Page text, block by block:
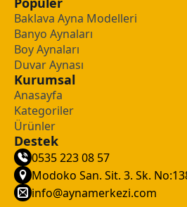
Baklava Ayna Modelleri
Banyo Aynaları
Boy Aynaları
Duvar Aynası
Kurumsal
Anasayfa
Kategoriler
Ürünler
Destek
0535 223 08 57
Modoko San. Sit. 3. Sk.
info@aynamerkezi.com